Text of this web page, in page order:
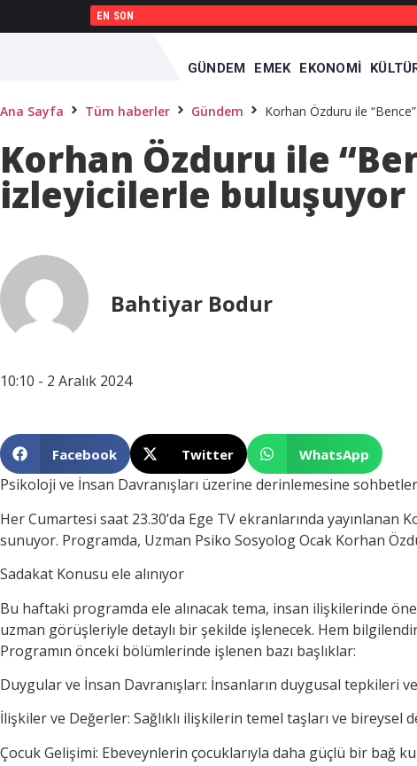
EN SON
GÜNDEM EMEK EKONOMI
Ana Sayfa Tüm haberler Gündem Korhan Özduru ile
Korhan Özduru ile
izleyicilerle buluşuyor
Bahtiyar Bodur
10:10 - 2 Aralık 2024
Facebook Twitter WhatsApp
Psikoloji ve İnsan Davranışları üzerine derinlemesine sohbetler
Her Cumartesi saat 23.30’da Ege TV ekranlarında
sunuyor. Programda, Uzman Psiko Sosyolog Ocak Korhan
Sadakat Konusu ele alınıyor
Bu haftaki programda ele alınacak tema, insan ilişkilerinde
uzman görüşleriyle detaylı bir şekilde işlenecek. Hem
Programın önceki bölümlerinde işlenen bazı başlıklar:
Duygular ve İnsan Davranışları: İnsanların duygusal tepkileri
İlişkiler ve Değerler: Sağlıklı ilişkilerin temel taşları ve bireysel
Çocuk Gelişimi: Ebeveynlerin çocuklarıyla daha güçlü bir bağ